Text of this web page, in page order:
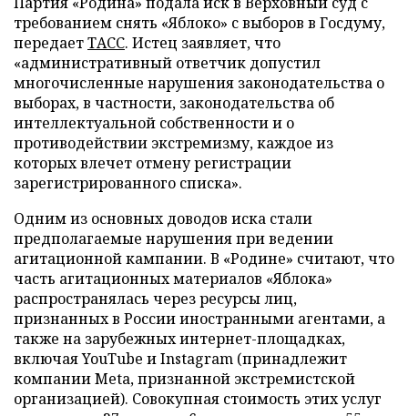
требованием снять «Яблоко» с выборов в Госдуму,
передаетТАСС. Истец заявляет, что
«административный ответчик допустил
многочисленные нарушения законодательства о
выборах, в частности, законодательства об
интеллектуальной собственности и о
противодействии экстремизму, каждое из
которых влечет отмену регистрации
зарегистрированного списка».
Одним из основных доводов иска стали
предполагаемые нарушения при ведении
агитационной кампании. В «Родине» считают, что
часть агитационных материалов «Яблока»
распространялась через ресурсы лиц,
признанных в России иностранными агентами, а
также на зарубежных интернет-площадках,
включая YouTube и Instagram (принадлежит
компании Meta, признанной экстремистской
организацией). Совокупная стоимость этих услуг